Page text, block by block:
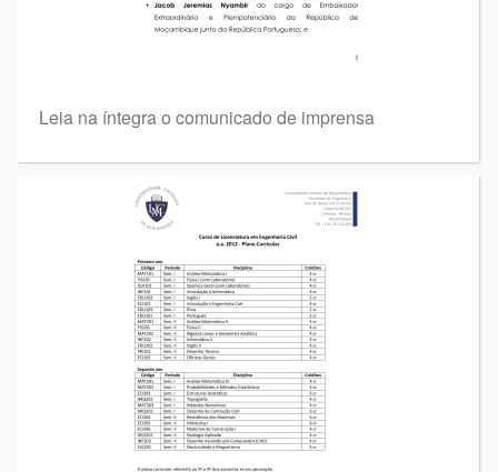
Leia na íntegra o comunicado de imprensa